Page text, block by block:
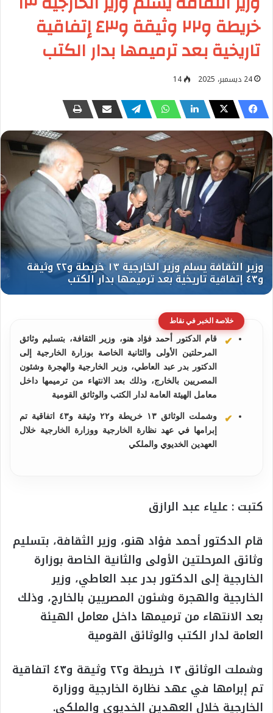
خريطة و٢٢ وثيقة و٤٣ إتفاقية
تاريخية بعد ترميمها بدار الكتب
24 ديسمبر، 2025 14
خلاصة الخبر في نقاط
قام الدكتور أحمد فؤاد هنو، وزير الثقافة، بتسليم وثائق
المرحلتين الأولى والثانية الخاصة بوزارة الخارجية إلى
الدكتور بدر عبد العاطي، وزير الخارجية والهجرة وشئون
المصريين بالخارج، وذلك بعد الانتهاء من ترميمها داخل
معامل الهيئة العامة لدار الكتب والوثائق القومية
وشملت الوثائق ١٣ خريطة و٢٢ وثيقة و٤٣ اتفاقية تم
إبرامها في عهد نظارة الخارجية ووزارة الخارجية خلال
العهدين الخديوي والملكي
كتبت : علياء عبد الرازق
قام الدكتور أحمد فؤاد هنو، وزير الثقافة، بتسليم
وثائق المرحلتين الأولى والثانية الخاصة بوزارة
الخارجية إلى الدكتور بدر عبد العاطي، وزير
الخارجية والهجرة وشئون المصريين بالخارج، وذلك
بعد الانتهاء من ترميمها داخل معامل الهيئة
العامة لدار الكتب والوثائق القومية
وشملت الوثائق ١٣ خريطة و٢٢ وثيقة و٤٣ اتفاقية
تم إبرامها في عهد نظارة الخارجية ووزارة
الخارجية خلال العهدين الخديوي والملكي.